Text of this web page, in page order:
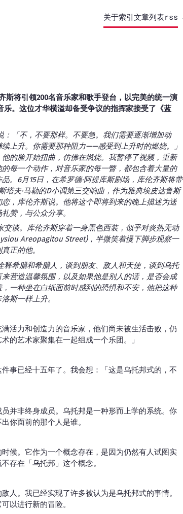
关于索引文章列表rss
斯将引领200名音乐家和歌手登台，以完美的统一演
。这位才华横溢却备受争议的指挥家接受了《蓝
「不，不要那样。不要急。我们需要逐渐增加动
上升。你需要那种阻力——感受到上升时的燃烧。」
的脸开始扭曲，仿佛在燃烧。我暂停了视频，重新
每一个动作，对音乐家的每一瞥，都包含着大量的
。6月15日，在希罗德·阿提库斯剧场，库伦齐斯将带
夫·马勒的D小调第三交响曲，作为雅典埃皮达鲁斯
，库伦齐斯说。他将这个即将到来的晚上描述为送
赞，与公众分享。
谈。库伦齐斯穿着一身黑色西装，似乎对炎热无动
Areopagitou Street)，半微笑着慢下脚步观察一
正的他。
释希腊和希腊人，谈到朋友、敌人和天使，谈到乌托
营造温馨氛围，以及如果他是别人的话，是否会成
一种坐在白纸面前时感到的恐惧和不安，他把这种
斯一样上升。
活力和创造力的音乐家，他们尚未被生活击败，仍
的艺术家聚集在一起组成一个乐团。」
事已经十五年了。我会想：「这是乌托邦式的，不
并非终身成员。乌托邦是一种形而上学的系统。你
你面前的那个人是谁。
候。它作为一个概念存在，是因为仍然有人试图实
存在「乌托邦」这个概念。
人。我已经实现了许多被认为是乌托邦式的事情。
以进行新的冒险。